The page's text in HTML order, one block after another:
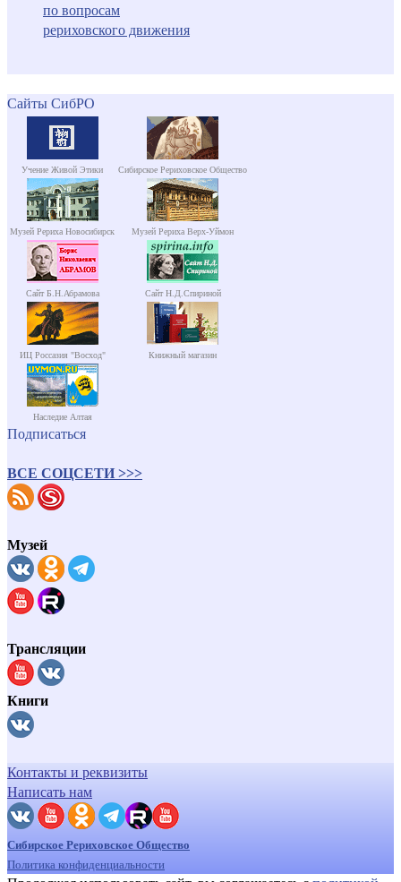
по вопросам
рериховского движения
Сайты СибРО
Учение Живой Этики Сибирское Рериховское Общество
Музей Рериха Новосибирск Музей Рериха Верх-Уймон
Сайт Б.Н.Абрамова Сайт Н.Д.Спириной
ИЦ Россазия "Восход" Книжный магазин
Наследие Алтая
Подписаться
ВСЕ СОЦСЕТИ >>>
Музей
Трансляции
Книги
Контакты и реквизиты
Написать нам
Сибирское Рериховское Общество
Политика конфиденциальности